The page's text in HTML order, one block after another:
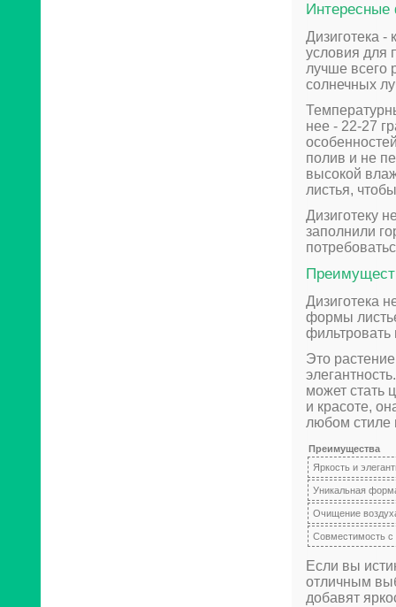
Интересные
Дизиготека -
условия для
лучше всего
солнечных
нее - 22-27
полив и не
высокой
листья,
Дизиготеку
заполнили
Дизиготека
формы
фильтровать
Это
может стать
и красоте,
любом стиле
Преимущества
Яркость и
Уникальная
Очищение
Совместимость с
Если вы
отличным
добавят